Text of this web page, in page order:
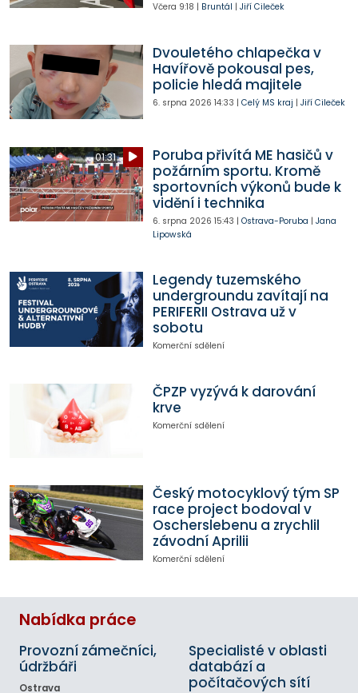
Včera 9:18 | Bruntál | Jiří Cileček
Dvouletého chlapečka v
Havířově pokousal pes,
policie hledá majitele
6. srpna 2026 14:33 | Celý MS kraj | Jiří Cileček
01:31
Poruba přivítá ME hasičů v
požárním sportu. Kromě
sportovních výkonů bude k
vidění i technika
6. srpna 2026 15:43 | Ostrava-Poruba | Jana
Lipowská
Legendy tuzemského
undergroundu zavítají na
PERIFERII Ostrava už v
sobotu
Komerční sdělení
ČPZP vyzývá k darování
krve
Komerční sdělení
Český motocyklový tým SP
race project bodoval v
Oscherslebenu a zrychlil
závodní Aprilii
Komerční sdělení
Nabídka práce
Provozní zámečníci,
údržbáři
Ostrava
Specialisté v oblasti
databází a
počítačových sítí